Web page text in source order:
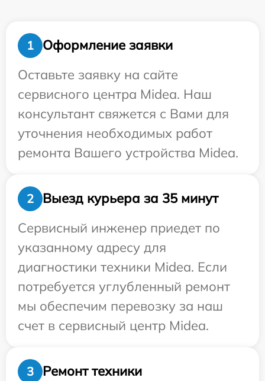
1
Оформление заявки
Оставьте заявку на сайте
сервисного центра Midea. Наш
консультант свяжется с Вами для
уточнения необходимых работ
ремонта Вашего устройства Midea.
2
Выезд курьера за 35 минут
Сервисный инженер приедет по
указанному адресу для
диагностики техники Midea. Если
потребуется углубленный ремонт
мы обеспечим перевозку за наш
счет в сервисный центр Midea.
3
Ремонт техники